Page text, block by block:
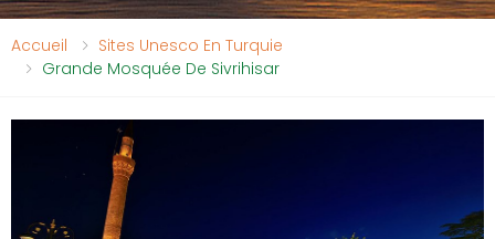
Accueil
Sites Unesco En Turquie
Grande Mosquée De Sivrihisar